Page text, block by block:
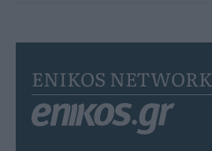
ENIKOS NETWORK